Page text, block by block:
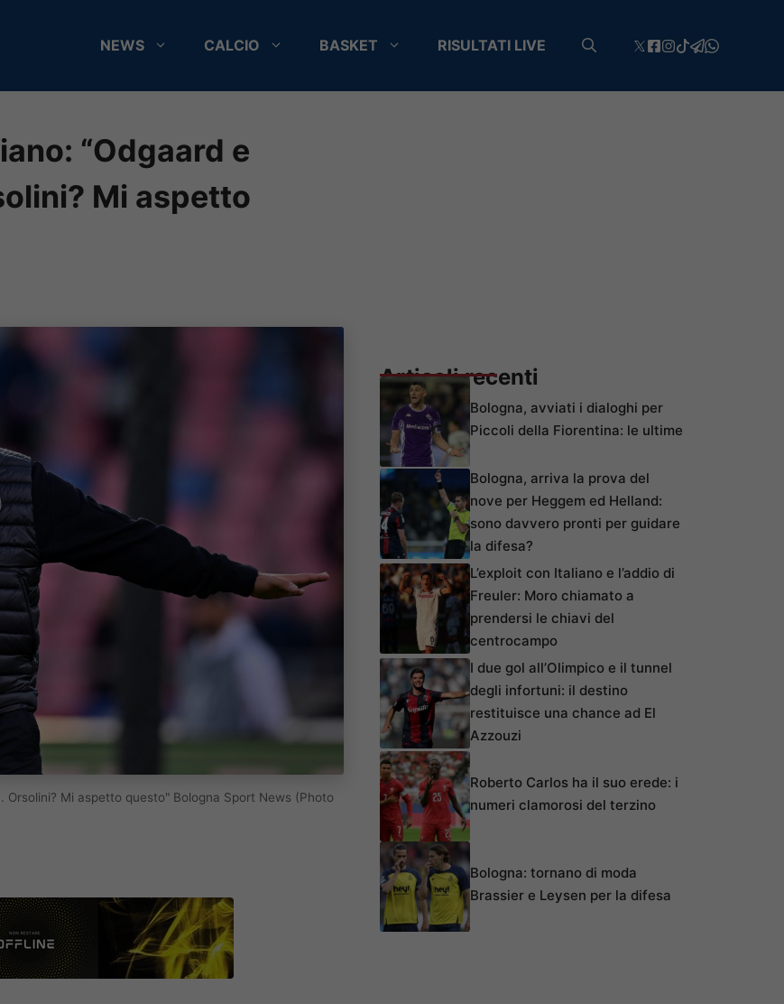
NEWS CALCIO BASKET RISULTATI LIVE
“Odgaard e
Mi aspetto
Mi aspetto questo" Bologna Sport News (Photo
Articoli recenti
Bologna, avviati i dialoghi per
Piccoli della Fiorentina: le ultime
Bologna, arriva la prova del
nove per Heggem ed Helland:
sono davvero pronti per guidare
la difesa?
L’exploit con Italiano e l’addio di
Freuler: Moro chiamato a
prendersi le chiavi del
centrocampo
I due gol all’Olimpico e il tunnel
degli infortuni: il destino
restituisce una chance ad El
Azzouzi
Roberto Carlos ha il suo erede: i
numeri clamorosi del terzino
Bologna: tornano di moda
Brassier e Leysen per la difesa